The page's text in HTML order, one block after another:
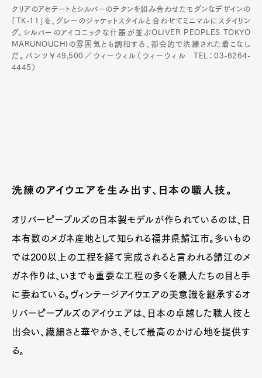
GourmetCars
Product Culture Lifestyle
Pen Membership
Magazine
Contact
クリアのアセテートとシルバーのチタンを組み合わせたモダンなデザインの
「TK-11」を、グレーのジャケットスタイルと合わせてミニマルにスタイリン
グ。シルバーのアイコニックな什器が並ぶOLIVER PEOPLES TOKYO
MARUNOUCHIの雰囲気とも調和する、都会的で洗練された着こなし
だ。パンツ￥49,500／ウィーウィル（ウィーウィル TEL：03-6264-
4445）
洗練のアイウエアを生み出す、日本の職人技。
オリバーピープルズの日本製モデルが作られているのは、日
本有数のメガネ産地として知られる福井県鯖江市。多いもの
では200以上の工程を経て完成されると言われる鯖江のメ
ガネ作りは、いまでも重要な工程の多くを職人たちの目と手
に委ねている。ヴィンテージアイウエアの美意識を継承するオ
リバーピープルズのアイウエアは、日本の卓越した職人技と
出会い、繊細さと華やかさ、そして最高のかけ心地を提供す
る。